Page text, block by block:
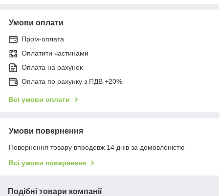
Умови оплати
Пром-оплата
Оплатити частинами
Оплата на рахунок
Оплата по рахунку з ПДВ +20%
Всі умови оплати
Умови повернення
Повернення товару впродовж 14 днів за домовленістю
Всі умови повернення
Подібні товари компанії